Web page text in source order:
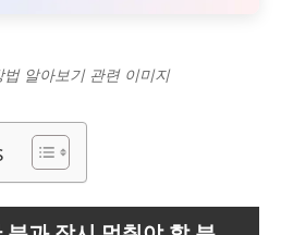
알아보기 관련 이미지